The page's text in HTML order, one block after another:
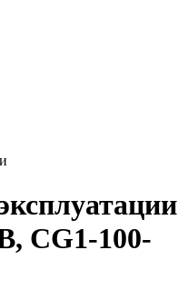
CG1-100-